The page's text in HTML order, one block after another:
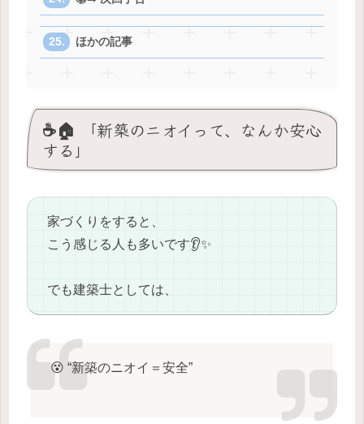
ほかの記事
☕️🏠 「新築のニオイって、なんか安心
する」
家づくりをすると、
こう感じる人も多いです👂✨
でも建築士としては、
😵 “新築のニオイ＝安全”